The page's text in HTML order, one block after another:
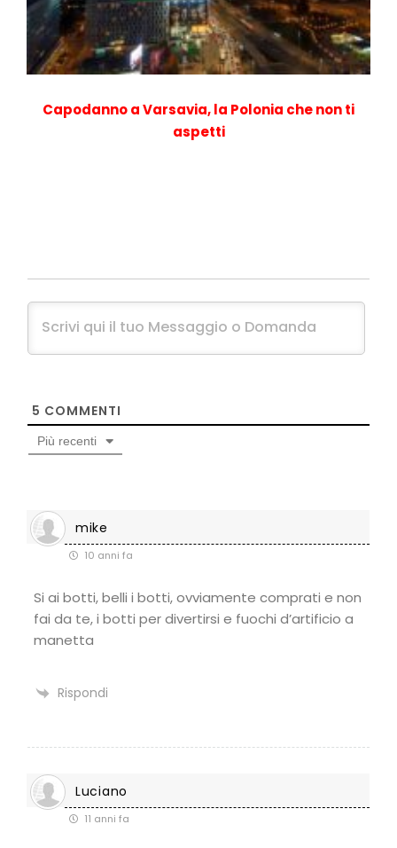
Capodanno a Varsavia, la Polonia che non ti
aspetti
5 COMMENTI
Più recenti
mike
10 anni fa
Si ai botti, belli i botti, ovviamente comprati e non
fai da te, i botti per divertirsi e fuochi d’artificio a
manetta
Rispondi
Luciano
11 anni fa